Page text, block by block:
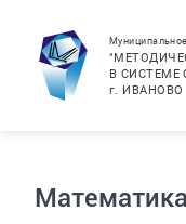
В СИСТЕМЕ
г. ИВАНОВО